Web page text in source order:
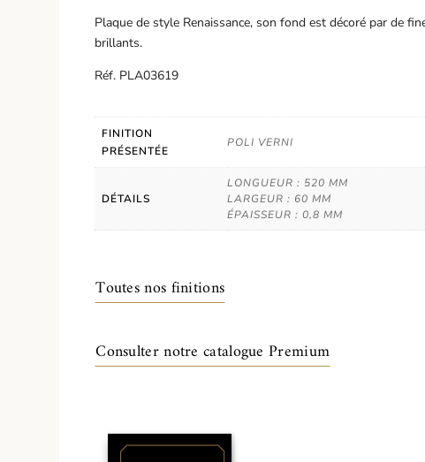
Plaque de style Renaissance, son fond est décoré par de
brillants.
Réf. PLA03619
FINITION
PRÉSENTÉE
POLI VERNI
DÉTAILS
LONGUEUR : 520 MM
LARGEUR : 60 MM
ÉPAISSEUR : 0,8 MM
Toutes nos finitions
Consulter notre catalogue Premium